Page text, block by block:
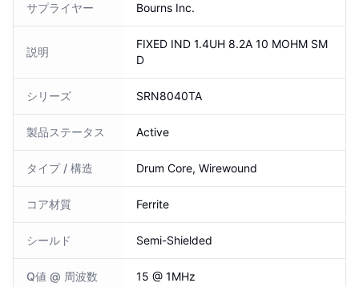
サプライヤー Bourns Inc.
説明
FIXED IND 1.4UH 8.2A 10 MOHM SM
D
シリーズ SRN8040TA
製品ステータス Active
タイプ / 構造 Drum Core, Wirewound
コア材質 Ferrite
シールド Semi-Shielded
Q値 @ 周波数 15 @ 1MHz